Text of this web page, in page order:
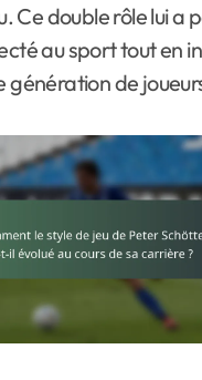
Ce double rôle lui a
au sport tout en
génération de